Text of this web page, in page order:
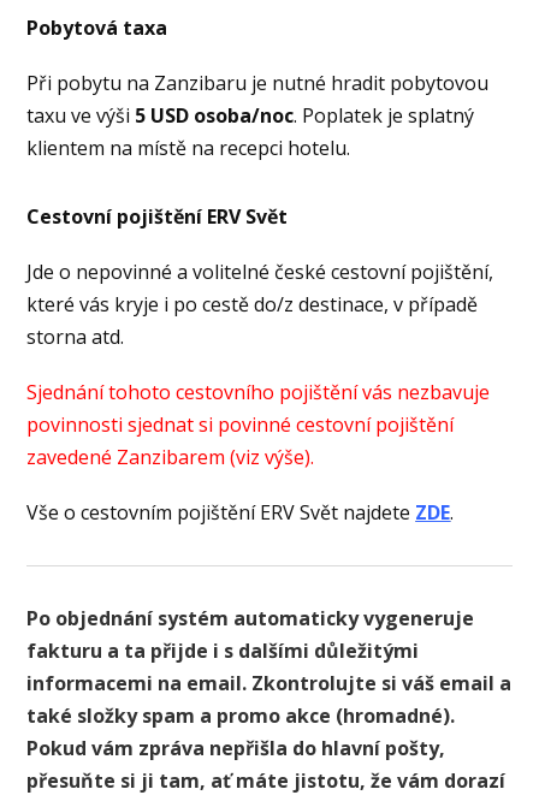
Pobytová taxa
Při pobytu na Zanzibaru je nutné hradit pobytovou
taxu ve výši 5 USD osoba/noc. Poplatek je splatný
klientem na místě na recepci hotelu.
Cestovní pojištění ERV Svět
Jde o nepovinné a volitelné české cestovní pojištění,
které vás kryje i po cestě do/z destinace, v případě
storna atd.
Sjednání tohoto cestovního pojištění vás nezbavuje
povinnosti sjednat si povinné cestovní pojištění
zavedené Zanzibarem (viz výše).
Vše o cestovním pojištění ERV Svět najdete ZDE.
Po objednání systém automaticky vygeneruje
fakturu a ta přijde i s dalšími důležitými
informacemi na email. Zkontrolujte si váš email a
také složky spam a promo akce (hromadné).
Pokud vám zpráva nepřišla do hlavní pošty,
přesuňte si ji tam, ať máte jistotu, že vám dorazí